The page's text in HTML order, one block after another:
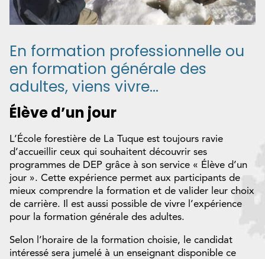
En formation professionnelle ou
en formation générale des
adultes, viens vivre…
Élève d’un jour
L’École forestière de La Tuque est toujours ravie
d’accueillir ceux qui souhaitent découvrir ses
programmes de DEP grâce à son service « Élève d’un
jour ». Cette expérience permet aux participants de
mieux comprendre la formation et de valider leur choix
de carrière. Il est aussi possible de vivre l’expérience
pour la formation générale des adultes.
Selon l’horaire de la formation choisie, le candidat
intéressé sera jumelé à un enseignant disponible ce